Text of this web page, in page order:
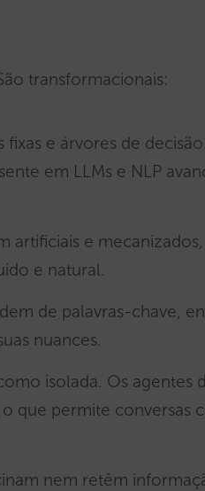
transformacionais:
e árvores de
em LLMs e NLP
artificiais e
e natural.
de palavras-chave,
nuances.
isolada. Os agentes
que permite conversas
nem retêm